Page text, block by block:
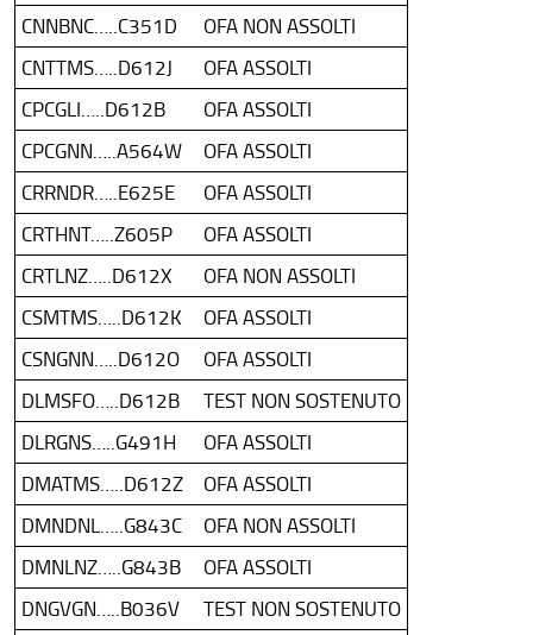
CNNBNC…..C351D
OFA NON ASSOLTI
CNTTMS…..D612J
OFA ASSOLTI
CPCGLI…..D612B
OFA ASSOLTI
CPCGNN…..A564W
OFA ASSOLTI
CRRNDR…..E625E
OFA ASSOLTI
CRTHNT…..Z605P
OFA ASSOLTI
CRTLNZ…..D612X
OFA NON ASSOLTI
CSMTMS…..D612K
OFA ASSOLTI
CSNGNN…..D612O
OFA ASSOLTI
DLMSFO…..D612B
TEST NON SOSTENUTO
DLRGNS…..G491H
OFA ASSOLTI
DMATMS…..D612Z
OFA ASSOLTI
DMNDNL…..G843C
OFA NON ASSOLTI
DMNLNZ…..G843B
OFA ASSOLTI
DNGVGN…..B036V
TEST NON SOSTENUTO